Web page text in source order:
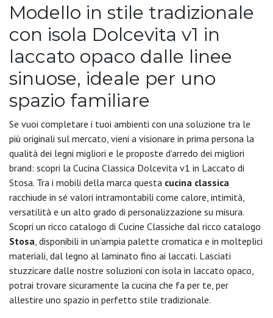
Modello in stile tradizionale
con isola Dolcevita v1 in
laccato opaco dalle linee
sinuose, ideale per uno
spazio familiare
Se vuoi completare i tuoi ambienti con una soluzione tra le
più originali sul mercato, vieni a visionare in prima persona la
qualità dei legni migliori e le proposte d’arredo dei migliori
brand: scopri la Cucina Classica Dolcevita v1 in Laccato di
Stosa. Tra i mobili della marca questa cucina classica
racchiude in sé valori intramontabili come calore, intimità,
versatilità e un alto grado di personalizzazione su misura.
Scopri un ricco catalogo di Cucine Classiche dal ricco catalogo
Stosa , disponibili in un’ampia palette cromatica e in molteplici
materiali, dal legno al laminato fino ai laccati. Lasciati
stuzzicare dalle nostre soluzioni con isola in laccato opaco,
potrai trovare sicuramente la cucina che fa per te, per
allestire uno spazio in perfetto stile tradizionale.